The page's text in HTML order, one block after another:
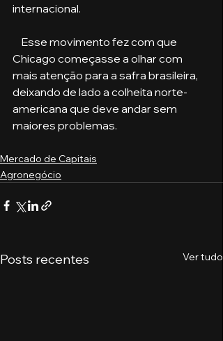
internacional.
Chicago começasse a olhar com
mais atenção para a safra brasileira,
deixando de lado a colheita norte-
americana que deve andar sem
maiores problemas.
Mercado de Capitais
Agronegócio
Posts recentes Ver tudo